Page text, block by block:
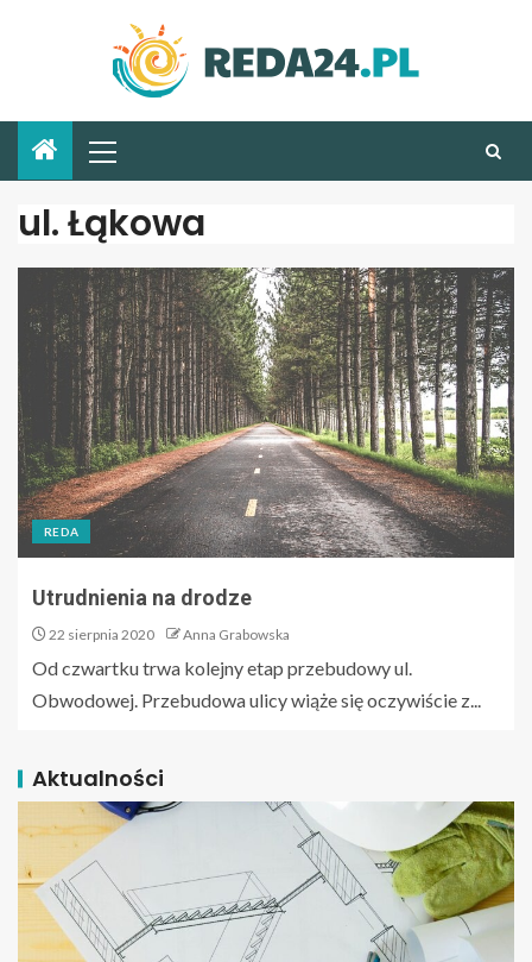
ul. Łąkowa
REDA
Utrudnienia na drodze
22 sierpnia 2020 Anna Grabowska
Od czwartku trwa kolejny etap przebudowy ul.
Obwodowej. Przebudowa ulicy wiąże się oczywiście z...
Aktualności